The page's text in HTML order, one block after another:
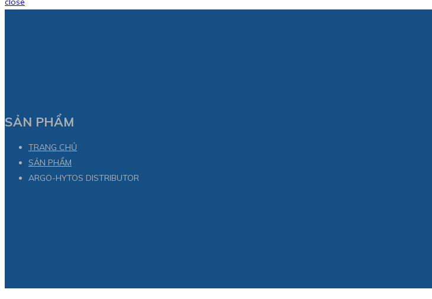
SẢN PHẨM
TRANG CHỦ
SẢN PHẨM
ARGO-HYTOS DISTRIBUTOR